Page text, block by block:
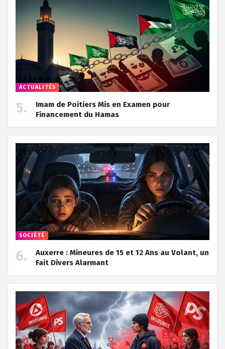
ACTUALITÉS
Imam de Poitiers Mis en Examen pour
Financement du Hamas
SOCIÉTÉ
Auxerre : Mineures de 15 et 12 Ans au Volant, un
Fait Divers Alarmant